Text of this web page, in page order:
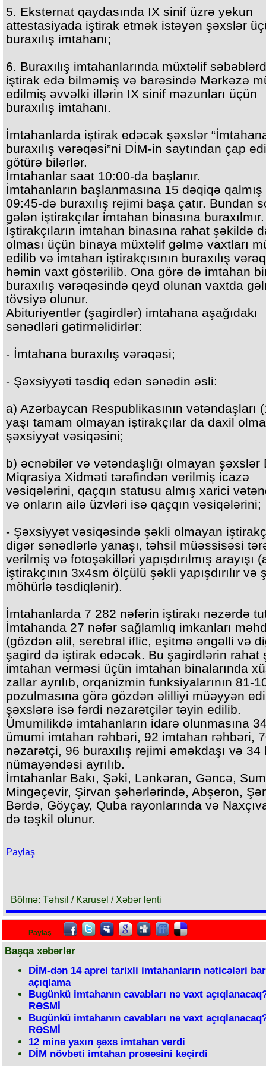
5. Eksternat qaydasında IX sinif üzrə yekun
attestasiyada iştirak etmək istəyən şəxslər
buraxılış imtahanı;
6. Buraxılış imtahanlarında müxtəlif
iştirak edə bilməmiş və barəsində Mərkəzə
edilmiş əvvəlki illərin IX sinif məzunları üçün
buraxılış imtahanı.
İmtahanlarda iştirak edəcək şəxslər
buraxılış vərəqəsi”ni DİM-in saytından çap
götürə bilərlər.
İmtahanlar saat 10:00-da başlanır.
İmtahanların başlanmasına 15 dəqiqə
09:45-də buraxılış rejimi başa çatır. Bundan
gələn iştirakçılar imtahan binasına buraxılmır.
İştirakçıların imtahan binasına rahat şəkildə
olması üçün binaya müxtəlif gəlmə vaxtları
edilib və imtahan iştirakçısının buraxılış
həmin vaxt göstərilib. Ona görə də imtahan
buraxılış vərəqəsində qeyd olunan vaxtda
tövsiyə olunur.
Abituriyentlər (şagirdlər) imtahana aşağıdakı
sənədləri gətirməlidirlər:
- İmtahana buraxılış vərəqəsi;
- Şəxsiyyəti təsdiq edən sənədin əsli:
a) Azərbaycan Respublikasının vətəndaşları
yaşı tamam olmayan iştirakçılar da daxil
şəxsiyyət vəsiqəsini;
b) əcnəbilər və vətəndaşlığı olmayan şəxslər
Miqrasiya Xidməti tərəfindən verilmiş icazə
vəsiqələrini, qaçqın statusu almış xarici
və onların ailə üzvləri isə qaçqın vəsiqələrini;
- Şəxsiyyət vəsiqəsində şəkli olmayan
digər sənədlərlə yanaşı, təhsil müəssisəsi
verilmiş və fotoşəkilləri yapışdırılmış arayışı
iştirakçının 3x4sm ölçülü şəkli yapışdırılır və
möhürlə təsdiqlənir).
İmtahanlarda 7 282 nəfərin iştirakı nəzərdə
İmtahanda 27 nəfər sağlamlıq imkanları
(gözdən əlil, serebral iflic, eşitmə əngəlli və
şagird də iştirak edəcək. Bu şagirdlərin rahat
imtahan verməsi üçün imtahan binalarında
zallar ayrılıb, orqanizmin funksiyalarının 81-
pozulmasına görə gözdən əlilliyi müəyyən
şəxslərə isə fərdi nəzarətçilər təyin edilib.
Ümumilikdə imtahanların idarə olunmasına
ümumi imtahan rəhbəri, 92 imtahan rəhbəri,
nəzarətçi, 96 buraxılış rejimi əməkdaşı və 34
nümayəndəsi ayrılıb.
İmtahanlar Bakı, Şəki, Lənkəran, Gəncə,
Mingəçevir, Şirvan şəhərlərində, Abşeron,
Bərdə, Göyçay, Quba rayonlarında və
də təşkil olunur.
Paylaş
Bölmə: Təhsil / Karusel / Xəbər lenti
Paylaş
Başqa xəbərlər
DİM-dən 14 aprel tarixli imtahanların nəticələri
açıqlama
Bugünkü imtahanın cavabları nə vaxt
RƏSMİ
Bugünkü imtahanın cavabları nə vaxt
RƏSMİ
12 minə yaxın şəxs imtahan verdi
DİM növbəti imtahan prosesini keçirdi